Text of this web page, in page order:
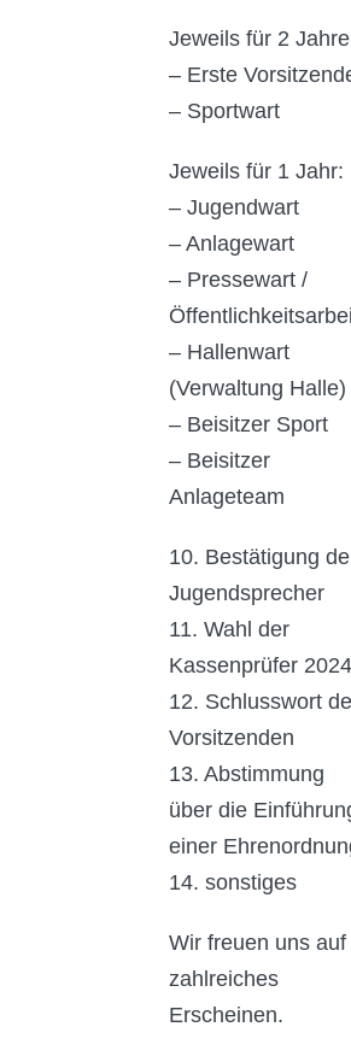
Jeweils für 2
– Erste
– Sportwart
Jeweils für 1 Jahr:
– Jugendwart
– Anlagewart
– Pressewart /
– Hallenwart
(Verwaltung Halle)
– Beisitzer Sport
– Beisitzer
Anlageteam
10. Bestätigung
Jugendsprecher
11. Wahl der
Kassenprüfer 2024
12. Schlusswort
Vorsitzenden
13. Abstimmung
über die
einer
14. sonstiges
Wir freuen uns auf
zahlreiches
Erscheinen.